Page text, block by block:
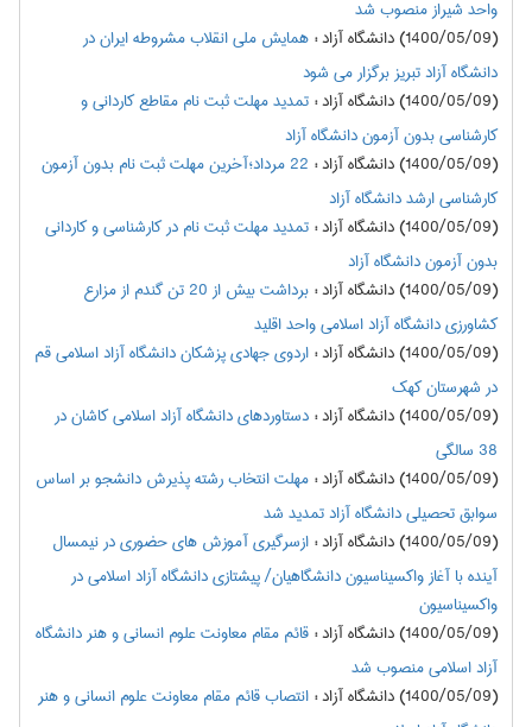
واحد شیراز منصوب شد
(1400/05/09) دانشگاه آزاد
:همایش ملی انقلاب مشروطه ایران در
دانشگاه آزاد تبریز برگزار می شود
(1400/05/09) دانشگاه آزاد
:تمدید مهلت ثبت نام مقاطع کاردانی و
کارشناسی بدون آزمون دانشگاه آزاد
(1400/05/09) دانشگاه آزاد
:
22 مرداد؛آخرین مهلت ثبت نام بدون آزمون
کارشناسی ارشد دانشگاه آزاد
(1400/05/09) دانشگاه آزاد
:تمدید مهلت ثبت نام در کارشناسی و کاردانی
بدون آزمون دانشگاه آزاد
(1400/05/09) دانشگاه آزاد
:
برداشت بیش از 20 تن گندم از مزارع
کشاورزی دانشگاه آزاد اسلامی واحد اقلید
(1400/05/09) دانشگاه آزاد
:اردوی جهادی پزشکان دانشگاه آزاد اسلامی قم
در شهرستان کهک
(1400/05/09) دانشگاه آزاد
:دستاوردهای دانشگاه آزاد اسلامی کاشان در
38 سالگی
(1400/05/09) دانشگاه آزاد
:مهلت انتخاب رشته پذیرش دانشجو بر اساس
سوابق تحصیلی دانشگاه آزاد تمدید شد
(1400/05/09) دانشگاه آزاد
:ازسرگیری آموزش های حضوری در نیمسال
آینده با آغاز واکسیناسیون دانشگاهیان/ پیشتازی دانشگاه آزاد اسلامی در
واکسیناسیون
(1400/05/09) دانشگاه آزاد
:قائم مقام معاونت علوم انسانی و هنر دانشگاه
آزاد اسلامی منصوب شد
(1400/05/09) دانشگاه آزاد
:انتصاب قائم مقام معاونت علوم انسانی و هنر